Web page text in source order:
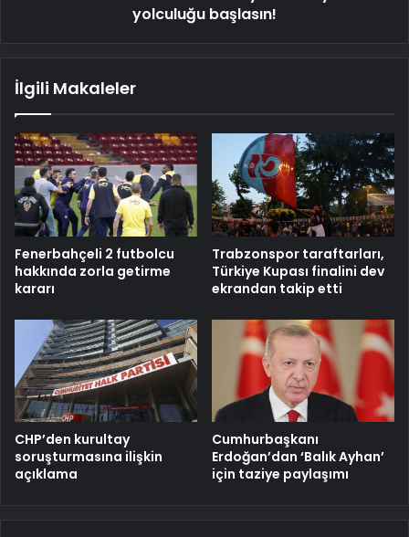
yolculuğu başlasın!
İlgili Makaleler
Fenerbahçeli 2 futbolcu
hakkında zorla getirme
kararı
Trabzonspor taraftarları,
Türkiye Kupası finalini dev
ekrandan takip etti
CHP’den kurultay
soruşturmasına ilişkin
açıklama
Cumhurbaşkanı
Erdoğan’dan ‘Balık Ayhan’
için taziye paylaşımı